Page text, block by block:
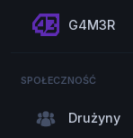
G4M3R
SPOŁECZNOŚĆ
Drużyny